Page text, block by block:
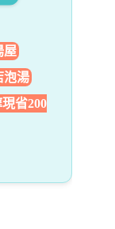
屋
泡湯
省200